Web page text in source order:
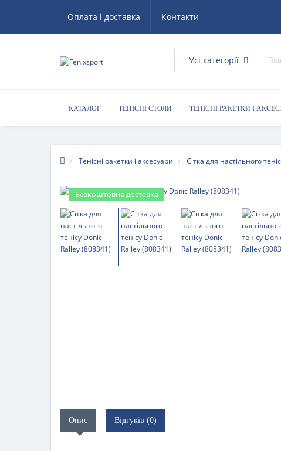
Оплата і доставка Контакти
Усі категорії
КАТАЛОГ ТЕНІСНІ СТОЛИ ТЕНІСНІ РАКЕТКИ І
КОРИСНІ ПОРАДИ
Тенісні ракетки і аксесуари Сітка для настільного
Безкоштовна доставка
Опис Відгуків (0)